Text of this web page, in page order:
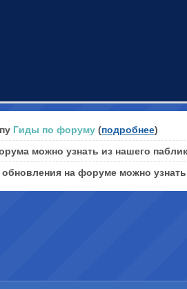
Гиды по форуму (подробнее)
можно узнать из нашего
на форуме можно